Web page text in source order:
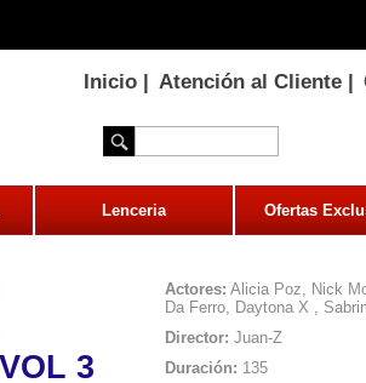
Inicio | Atención al Cliente |
Lenceria Ofertas
3
Actores: Alicia Poz, Nick
Da Ferro, Daytona X ,
Director: Juan-Z
Duración: 135